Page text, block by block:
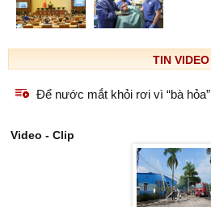
TIN VIDEO
Để nước mắt khỏi rơi vì “bà hỏa”
Video - Clip